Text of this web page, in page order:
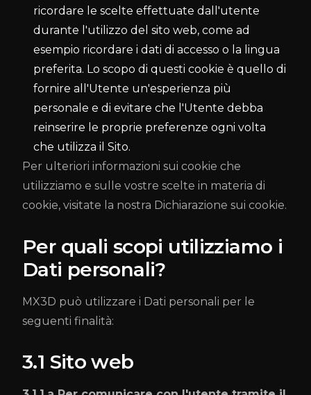
ricordare le scelte effettuate dall'utente
durante l'utilizzo del sito web, come ad
esempio ricordare i dati di accesso o la lingua
preferita. Lo scopo di questi cookie è quello di
fornire all'Utente un'esperienza più
personale e di evitare che l'Utente debba
reinserire le proprie preferenze ogni volta
che utilizza il Sito.
Per ulteriori informazioni sui cookie che
utilizziamo e sulle vostre scelte in materia di
cookie, visitate la nostra Dichiarazione sui cookie.
Per quali scopi utilizziamo i
Dati personali?
MX3D può utilizzare i Dati personali per le
seguenti finalità:
3.1 Sito web